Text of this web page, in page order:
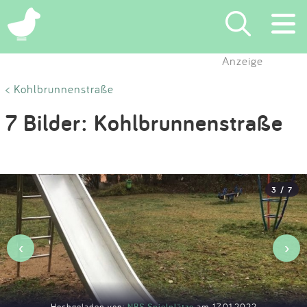
×
Eintragen
Blog
Partner
Kontakt
Anzeige
< Kohlbrunnenstraße
7 Bilder: Kohlbrunnenstraße
3 / 7
‹ ›